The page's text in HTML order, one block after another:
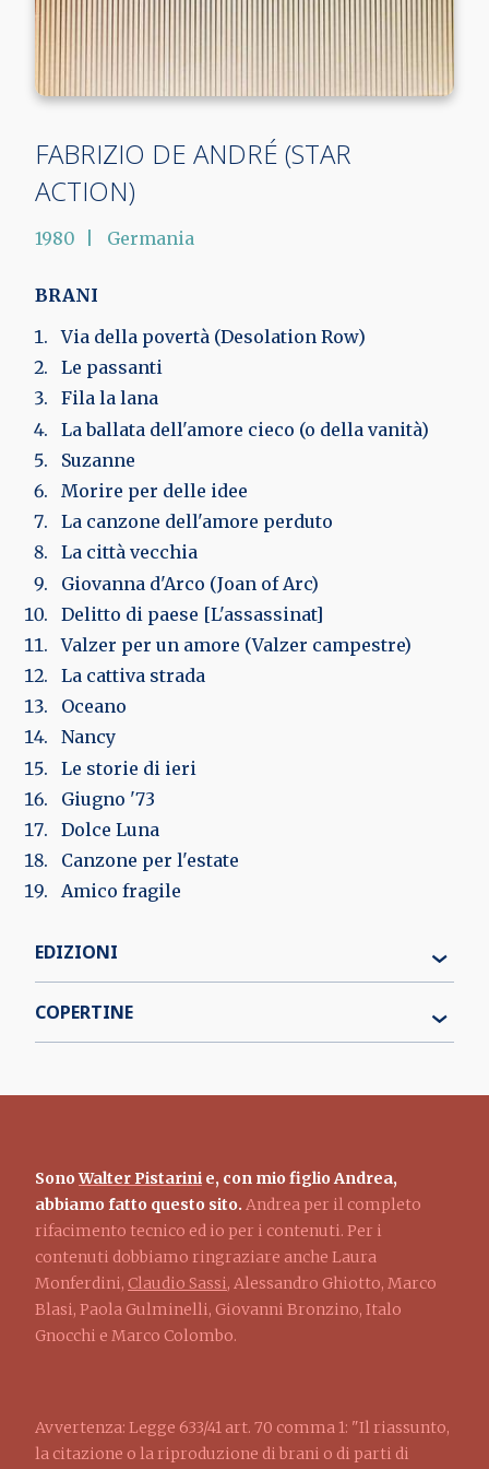
FABRIZIO DE ANDRÉ (STAR
ACTION)
1980 Germania
BRANI
Via della povertà (Desolation Row)
Le passanti
Fila la lana
La ballata dell'amore cieco (o della vanità)
Suzanne
Morire per delle idee
La canzone dell'amore perduto
La città vecchia
Giovanna d'Arco (Joan of Arc)
Delitto di paese [L'assassinat]
Valzer per un amore (Valzer campestre)
La cattiva strada
Oceano
Nancy
Le storie di ieri
Giugno '73
Dolce Luna
Canzone per l'estate
Amico fragile
EDIZIONI
COPERTINE
SonoWalter Pistarini e, con mio figlio Andrea,
abbiamo fatto questo sito. Andrea per il completo
rifacimento tecnico ed io per i contenuti. Per i
contenuti dobbiamo ringraziare anche Laura
Monferdini, Claudio Sassi, Alessandro Ghiotto, Marco
Blasi, Paola Gulminelli, Giovanni Bronzino, Italo
Gnocchi e Marco Colombo.
Avvertenza: Legge 633/41 art. 70 comma 1: "Il riassunto,
la citazione o la riproduzione di brani o di parti di